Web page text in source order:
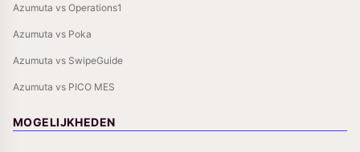
Azumuta vs Operations1
Azumuta vs Poka
Azumuta vs SwipeGuide
Azumuta vs PICO MES
MOGELIJKHEDEN